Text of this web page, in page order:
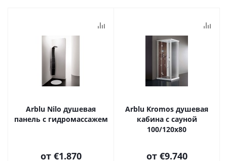
Arblu Nilo душевая
панель с гидромассажем
от €1.870
Arblu Kromos душевая
кабина с сауной
100/120х80
от €9.740